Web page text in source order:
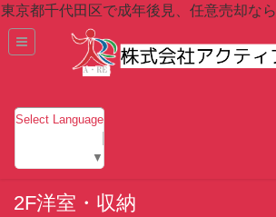
東京都千代田区で成年後見、任意売却なら
Select Language
▼
2F洋室・収納